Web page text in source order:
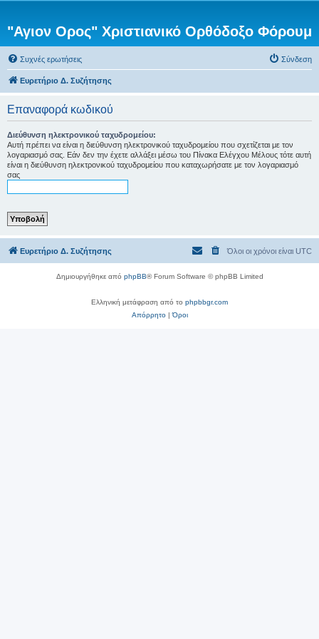
"Αγιον Ορος" Χριστιανικό Ορθόδοξο Φόρουμ
Συχνές ερωτήσεις Σύνδεση
Ευρετήριο Δ. Συζήτησης
Επαναφορά κωδικού
Διεύθυνση ηλεκτρονικού ταχυδρομείου:
Αυτή πρέπει να είναι η διεύθυνση ηλεκτρονικού ταχυδρομείου που σχετίζεται με τον
λογαριασμό σας. Εάν δεν την έχετε αλλάξει μέσω του Πίνακα Ελέγχου Μέλους τότε αυτή
είναι η διεύθυνση ηλεκτρονικού ταχυδρομείου που καταχωρήσατε με τον λογαριασμό
σας
Ευρετήριο Δ. Συζήτησης Όλοι οι χρόνοι είναι UTC
Δημιουργήθηκε από phpBB® Forum Software © phpBB Limited
Ελληνική μετάφραση από το phpbbgr.com
Απόρρητο|Όροι